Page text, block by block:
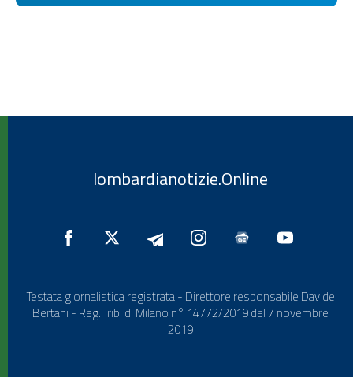
lombardianotizie.Online
Testata giornalistica registrata - Direttore responsabile Davide
Bertani - Reg. Trib. di Milano n° 14772/2019 del 7 novembre
2019